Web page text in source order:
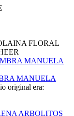
FLORAL
MANUELA
original era: